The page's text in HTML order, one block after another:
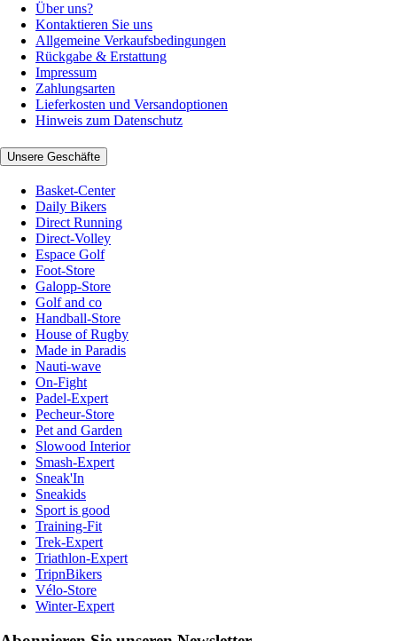
Über uns?
Kontaktieren Sie uns
Allgemeine Verkaufsbedingungen
Rückgabe & Erstattung
Impressum
Zahlungsarten
Lieferkosten und Versandoptionen
Hinweis zum Datenschutz
Unsere Geschäfte
Basket-Center
Daily Bikers
Direct Running
Direct-Volley
Espace Golf
Foot-Store
Galopp-Store
Golf and co
Handball-Store
House of Rugby
Made in Paradis
Nauti-wave
On-Fight
Padel-Expert
Pecheur-Store
Pet and Garden
Slowood Interior
Smash-Expert
Sneak'In
Sneakids
Sport is good
Training-Fit
Trek-Expert
Triathlon-Expert
TripnBikers
Vélo-Store
Winter-Expert